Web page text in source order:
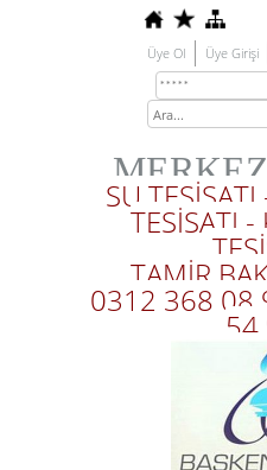
Üye Ol Üye Girişi
SU
TESİSATI -
TAMİR
0312 368 08
54